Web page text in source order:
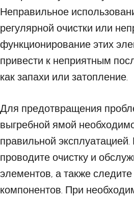
Неправильное
регулярной очистки или
функционирование этих
привести к неприятным
как запахи или затопление.
Для предотвращения
выгребной ямой
правильной эксплуатацией.
проводите очистку и
элементов, а также
компонентов. При